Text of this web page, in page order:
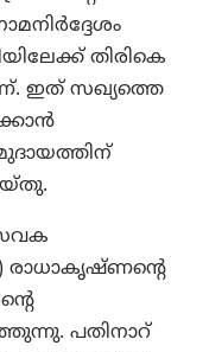
തിരികെ
ഇത് സഖ്യത്തെ
പതിനാറ്